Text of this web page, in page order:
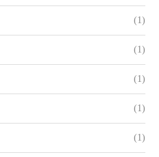
(1)
(1)
(1)
(1)
(1)